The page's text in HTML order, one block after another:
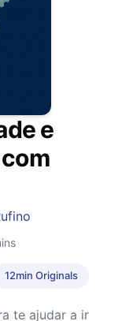
e
12min Originals
te ajudar a ir